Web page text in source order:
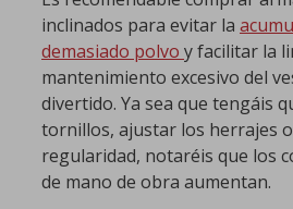
inclinados para evitar la
demasiado polvo y facilitar la
mantenimiento excesivo del
divertido. Ya sea que tengáis
tornillos, ajustar los herrajes
regularidad, notaréis que los
de mano de obra aumentan.